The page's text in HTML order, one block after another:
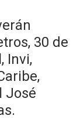
30 de
Invi,
José